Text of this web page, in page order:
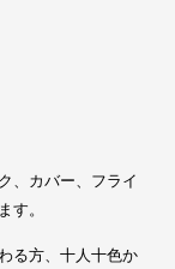
、カバー、フライ
。
る方、十人十色か